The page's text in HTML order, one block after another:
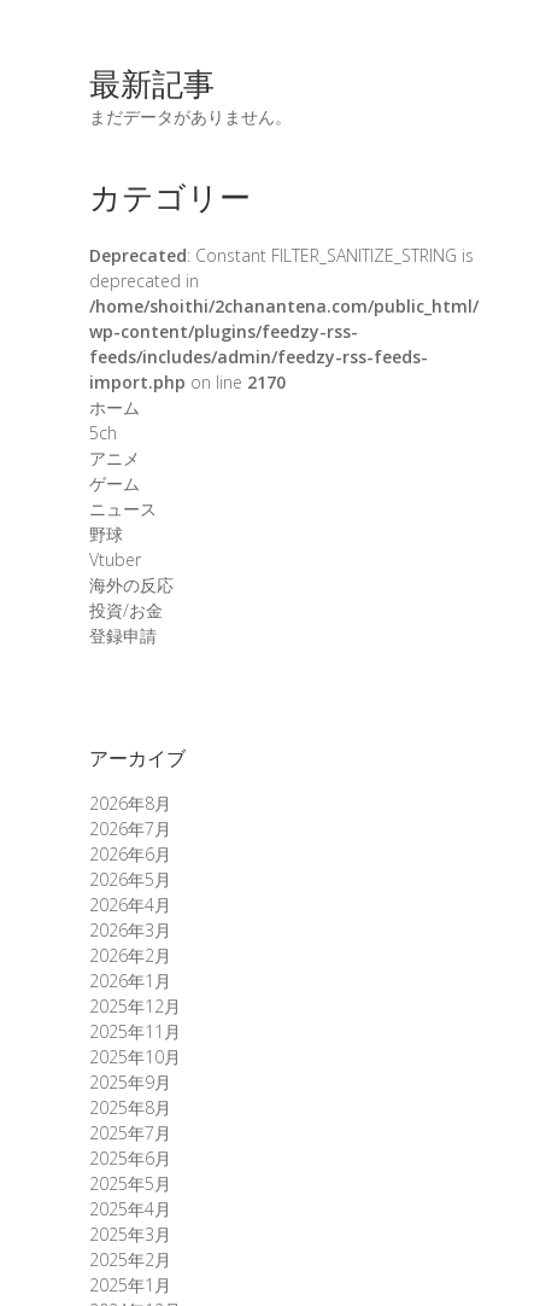
最新記事
まだデータがありません。
カテゴリー
Deprecated: Constant FILTER_SANITIZE_STRING is
deprecated in
/home/shoithi/2chanantena.com/public_html/
wp-content/plugins/feedzy-rss-
feeds/includes/admin/feedzy-rss-feeds-
import.php on line 2170
ホーム
5ch
アニメ
ゲーム
ニュース
野球
Vtuber
海外の反応
投資/お金
登録申請
アーカイブ
2026年8月
2026年7月
2026年6月
2026年5月
2026年4月
2026年3月
2026年2月
2026年1月
2025年12月
2025年11月
2025年10月
2025年9月
2025年8月
2025年7月
2025年6月
2025年5月
2025年4月
2025年3月
2025年2月
2025年1月